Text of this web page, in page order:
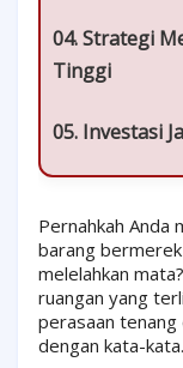
04. Strategi
Tinggi
05. Investasi
Pernahkah Anda
barang
melelahkan
ruangan yang
perasaan tenang
dengan kata-kata.